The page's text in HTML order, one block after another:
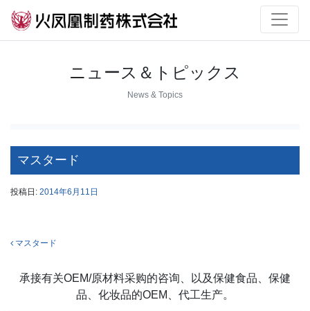
ニュース＆トピックス
News & Topics
マスタード
投稿日: 2014年6月11日
投稿ナビゲーション
マスタード
承接有关OEM/原材料采购的咨询、以及保健食品、保健
品、化妆品的OEM、代工生产。